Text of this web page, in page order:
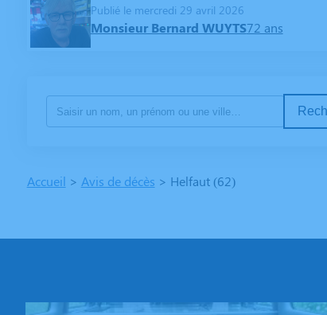
Publié le mercredi 29 avril 2026
Monsieur Bernard WUYTS72 ans
Accueil > Avis de décès > Helfaut (62)